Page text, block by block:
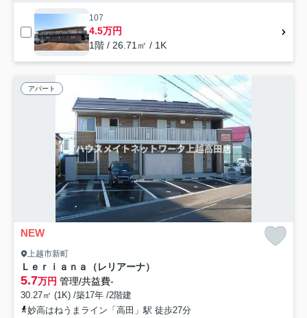
107
4.5万円
1階 / 26.71㎡ / 1K
アパート
NEW
上越市新町
Ｌｅｒｉａｎａ（レリアーナ）
5.7万円 管理/共益費-
30.27㎡ (1K) /築17年 /2階建
妙高はねうまライン「高田」駅 徒歩27分